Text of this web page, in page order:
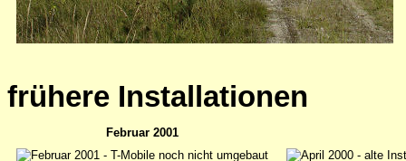
frühere Installationen
Februar 2001